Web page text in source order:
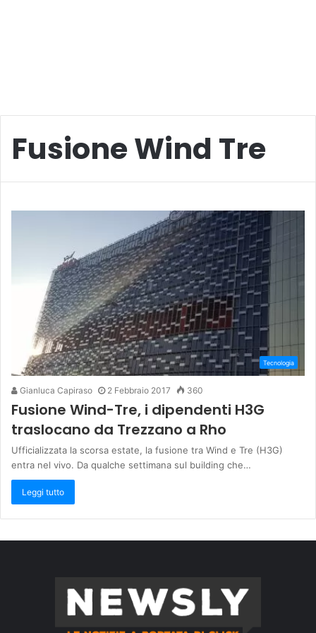
Fusione Wind Tre
Tecnologia
Gianluca Capiraso 2 Febbraio 2017 360
Fusione Wind-Tre, i dipendenti H3G
traslocano da Trezzano a Rho
Ufficializzata la scorsa estate, la fusione tra Wind e Tre (H3G)
entra nel vivo. Da qualche settimana sul building che…
Leggi tutto